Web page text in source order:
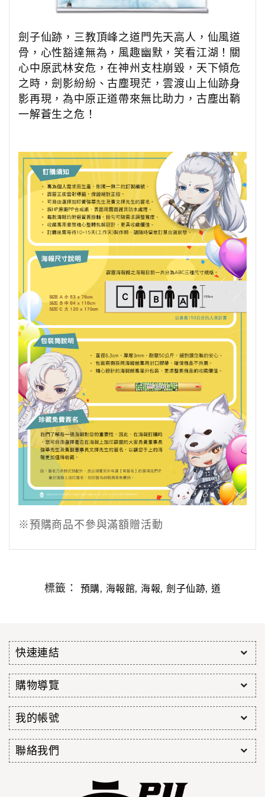
劍子仙跡，三教頂峰之道門先天高人，仙風道
骨，心性豁達無為，風趣幽默，笑看江湖！關
心中原武林安危，在神州支柱崩毀，天下傾危
之時，劍影紛紛、古塵現茫，雲渡山上仙跡身
影再現，為中原正道帶來無比助力，古塵出鞘
一解蒼生之危！
※預購商品不參與滿額贈活動
標籤： 預購, 海報館, 海報, 劍子仙跡, 道
快速連結
購物導覽
我的帳號
聯絡我們